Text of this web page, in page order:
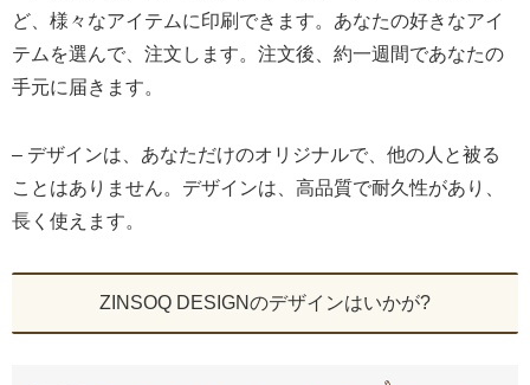
ど、様々なアイテムに印刷できます。あなたの好きなアイ
テムを選んで、注文します。注文後、約一週間であなたの
手元に届きます。
– デザインは、あなただけのオリジナルで、他の人と被る
ことはありません。デザインは、高品質で耐久性があり、
長く使えます。
ZINSOQ DESIGNのデザインはいかが?